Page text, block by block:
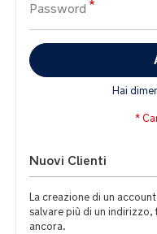
Password
Hai
Nuovi Clienti
La creazione di un
salvare più di un
ancora.